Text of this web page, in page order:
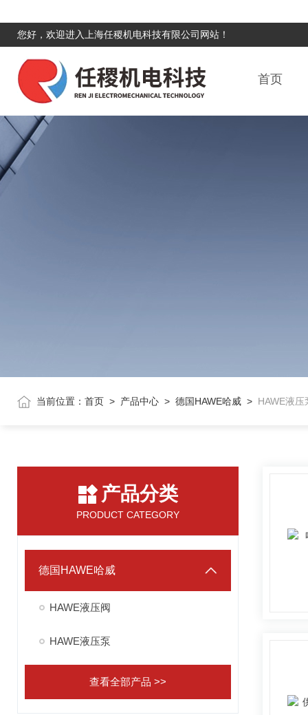
您好，欢迎进入上海任稷机电科技有限公司网站！
首页
当前位置： 首页 > 产品中心 > 德国HAWE哈威 > HAWE液压
产品分类
PRODUCT CATEGORY
德国HAWE哈威
HAWE液压阀
HAWE液压泵
查看全部产品 >>